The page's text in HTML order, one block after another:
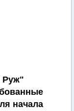
Руж"
начала